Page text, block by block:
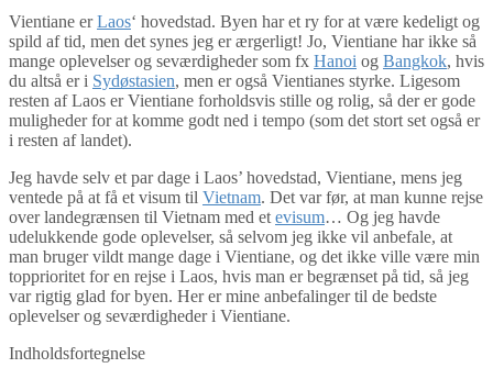
Vientiane erLaos‘ hovedstad. Byen har et ry for at være kedeligt og
spild af tid, men det synes jeg er ærgerligt! Jo, Vientiane har ikke så
mange oplevelser og seværdigheder som fx Hanoi og Bangkok, hvis
du altså er i Sydøstasien, men er også Vientianes styrke. Ligesom
resten af Laos er Vientiane forholdsvis stille og rolig, så der er gode
muligheder for at komme godt ned i tempo (som det stort set også er
i resten af landet).
Jeg havde selv et par dage i Laos’ hovedstad, Vientiane, mens jeg
ventede på at få et visum til Vietnam. Det var før, at man kunne rejse
over landegrænsen til Vietnam med et evisum… Og jeg havde
udelukkende gode oplevelser, så selvom jeg ikke vil anbefale, at
man bruger vildt mange dage i Vientiane, og det ikke ville være min
topprioritet for en rejse i Laos, hvis man er begrænset på tid, så jeg
var rigtig glad for byen. Her er mine anbefalinger til de bedste
oplevelser og seværdigheder i Vientiane.
Indholdsfortegnelse